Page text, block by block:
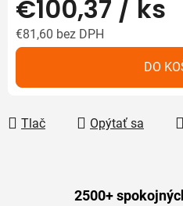
€100,37 / ks
€81,60 bez DPH
DO
Tlač Opýtať sa
2500+